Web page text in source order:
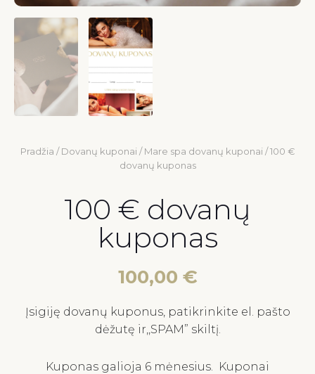
Pradžia /Dovanų kuponai /Mare spa dovanų kuponai / 100 €
dovanų kuponas
100 € dovanų
kuponas
100,00 €
Įsigiję dovanų kuponus, patikrinkite el. pašto
dėžutę ir,,SPAM” skiltį.
Kuponas galioja 6 mėnesius. Kuponai